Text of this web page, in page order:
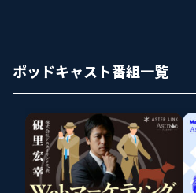
ポッドキャスト番組一覧